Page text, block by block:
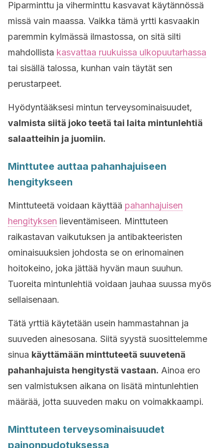
Piparminttu ja viherminttu kasvavat käytännössä
missä vain maassa. Vaikka tämä yrtti kasvaakin
paremmin kylmässä ilmastossa, on sitä silti
mahdollista kasvattaa ruukuissa ulkopuutarhassa
tai sisällä talossa, kunhan vain täytät sen
perustarpeet.
Hyödyntääksesi mintun terveysominaisuudet,
valmista siitä joko teetä tai laita mintunlehtiä
salaatteihin ja juomiin.
Minttutee auttaa pahanhajuiseen
hengitykseen
Minttuteetä voidaan käyttää pahanhajuisen
hengityksen lieventämiseen. Minttuteen
raikastavan vaikutuksen ja antibakteeristen
ominaisuuksien johdosta se on erinomainen
hoitokeino, joka jättää hyvän maun suuhun.
Tuoreita mintunlehtiä voidaan jauhaa suussa myös
sellaisenaan.
Tätä yrttiä käytetään usein hammastahnan ja
suuveden ainesosana. Siitä syystä suosittelemme
sinua käyttämään minttuteetä suuvetenä
pahanhajuista hengitystä vastaan. Ainoa ero
sen valmistuksen aikana on lisätä mintunlehtien
määrää, jotta suuveden maku on voimakkaampi.
Minttuteen terveysominaisuudet
painonpudotuksessa